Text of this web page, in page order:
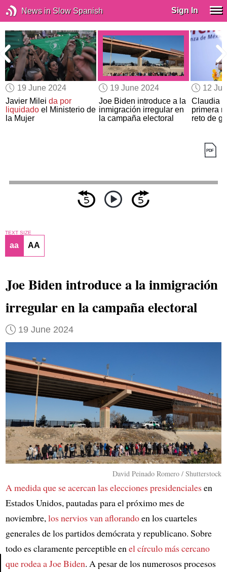
News in Slow Spanish Sign In
19 June 2024
Javier Mileida por
liquidado el Ministerio de
la Mujer
19 June 2024
Joe Biden introduce a la
inmigración irregular en
la campaña electoral
12
Claudia
primera
reto de
TEXT SIZE
aa AA
Joe Biden introduce a la inmigración
irregular en la campaña electoral
19 June 2024
David Peinado Romero / Shutterstock
A medida que se acercan las elecciones presidencialesen
Estados Unidos, pautadas para el próximo mes de
noviembre,los nervios van aflorandoen los cuarteles
generales de los partidos demócrata y republicano. Sobre
todo es claramente perceptible enel círculo más cercano
que rodea a Joe Biden. A pesar de los numerosos procesos